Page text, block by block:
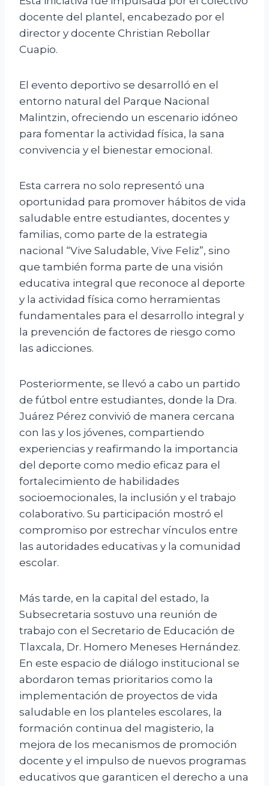
docente del plantel, encabezado por el
director y docente Christian Rebollar
Cuapio.
El evento deportivo se desarrolló en el
entorno natural del Parque Nacional
Malintzin, ofreciendo un escenario idóneo
para fomentar la actividad física, la sana
convivencia y el bienestar emocional.
Esta carrera no solo representó una
oportunidad para promover hábitos de vida
saludable entre estudiantes, docentes y
familias, como parte de la estrategia
nacional “Vive Saludable, Vive Feliz”, sino
que también forma parte de una visión
educativa integral que reconoce al deporte
y la actividad física como herramientas
fundamentales para el desarrollo integral y
la prevención de factores de riesgo como
las adicciones.
Posteriormente, se llevó a cabo un partido
de fútbol entre estudiantes, donde la Dra.
Juárez Pérez convivió de manera cercana
con las y los jóvenes, compartiendo
experiencias y reafirmando la importancia
del deporte como medio eficaz para el
fortalecimiento de habilidades
socioemocionales, la inclusión y el trabajo
colaborativo. Su participación mostró el
compromiso por estrechar vínculos entre
las autoridades educativas y la comunidad
escolar.
Más tarde, en la capital del estado, la
Subsecretaria sostuvo una reunión de
trabajo con el Secretario de Educación de
Tlaxcala, Dr. Homero Meneses Hernández.
En este espacio de diálogo institucional se
abordaron temas prioritarios como la
implementación de proyectos de vida
saludable en los planteles escolares, la
formación continua del magisterio, la
mejora de los mecanismos de promoción
docente y el impulso de nuevos programas
educativos que garanticen el derecho a una